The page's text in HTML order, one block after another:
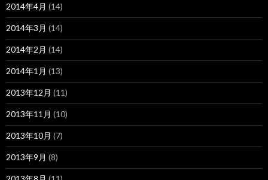
2014年4月 (14)
2014年3月 (14)
2014年2月 (14)
2014年1月 (13)
2013年12月 (11)
2013年11月 (10)
2013年10月 (7)
2013年9月 (8)